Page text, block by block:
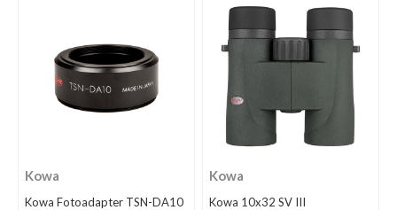
Kowa
Kowa Fotoadapter TSN-DA10
Kowa
Kowa 10x32 SV III